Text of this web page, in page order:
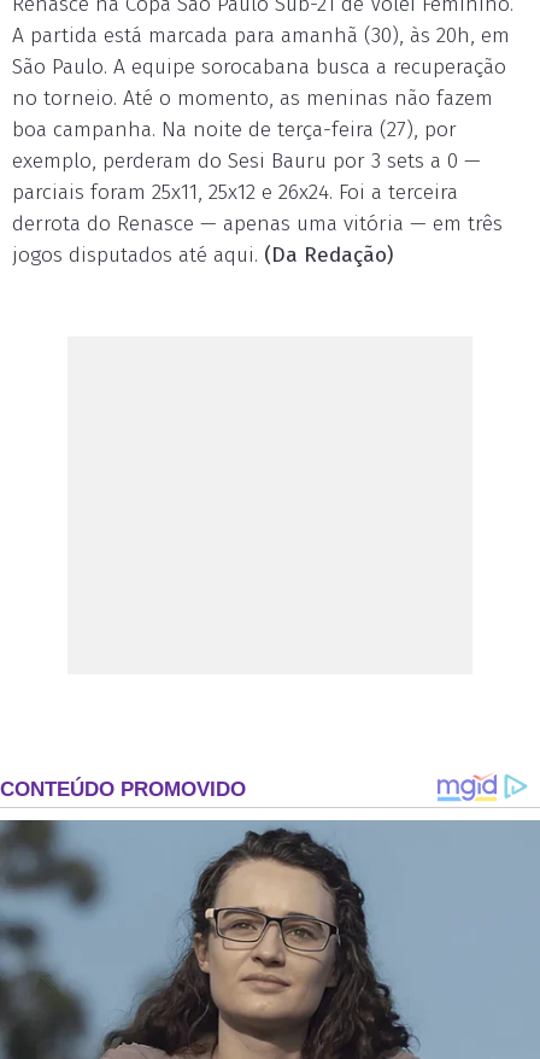
A partida está marcada para amanhã (30), às 20h, em
São Paulo. A equipe sorocabana busca a recuperação
no torneio. Até o momento, as meninas não fazem
boa campanha. Na noite de terça-feira (27), por
exemplo, perderam do Sesi Bauru por 3 sets a 0 —
parciais foram 25x11, 25x12 e 26x24. Foi a terceira
derrota do Renasce — apenas uma vitória — em três
jogos disputados até aqui. (Da Redação)